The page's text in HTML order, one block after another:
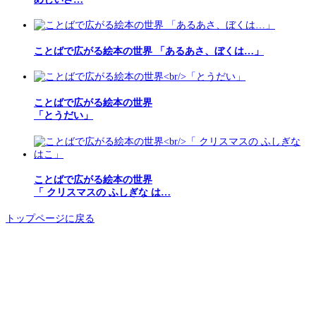
ことばで広がる絵本の世界 「あるあさ、ぼくは…」
ことばで広がる絵本の世界
「とうだい」
ことばで広がる絵本の世界
「 クリスマスの ふしぎな は…
トップページに戻る